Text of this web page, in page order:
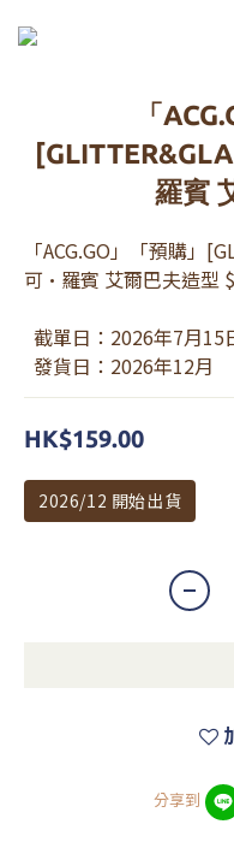
「
羅賓
「ACG.GO」「預購」
可·羅賓 艾爾巴夫造型
截單日：2026年7月15
  發貨日：2026年12月
HK$159.00
2026/12 開始出貨
分享到